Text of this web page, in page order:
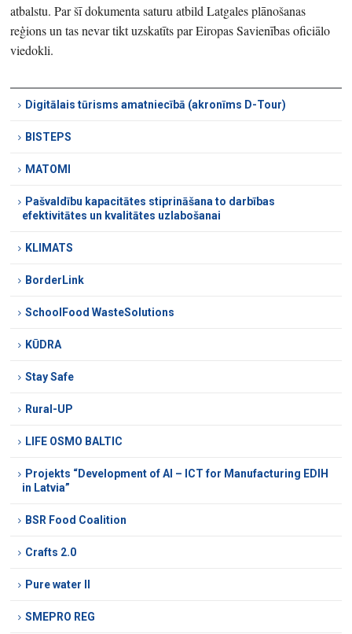
atbalstu. Par šī dokumenta saturu atbild Latgales plānošanas
reģions un tas nevar tikt uzskatīts par Eiropas Savienības oficiālo
viedokli.
Digitālais tūrisms amatniecībā (akronīms D-Tour)
BISTEPS
MATOMI
Pašvaldību kapacitātes stiprināšana to darbības
efektivitātes un kvalitātes uzlabošanai
KLIMATS
BorderLink
SchoolFood WasteSolutions
KŪDRA
Stay Safe
Rural-UP
LIFE OSMO BALTIC
Projekts “Development of AI – ICT for Manufacturing EDIH
in Latvia”
BSR Food Coalition
Crafts 2.0
Pure water II
SMEPRO REG